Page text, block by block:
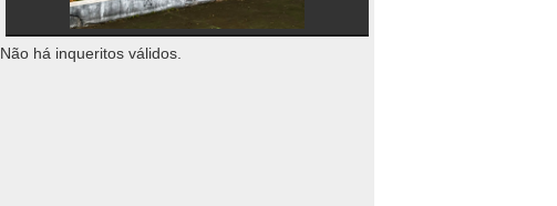
Não há inqueritos válidos.